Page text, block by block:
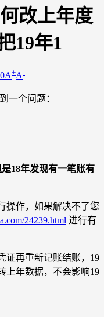
改上年度
19年1
0A+A-
一个问题：
18年发现有一笔账有
操作，如果解决不了您
24239.html 进行有
证再重新记账结账，19
上年数据，不会影响19